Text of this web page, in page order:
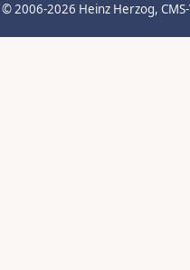
© 2006-2026 Heinz Herzog,